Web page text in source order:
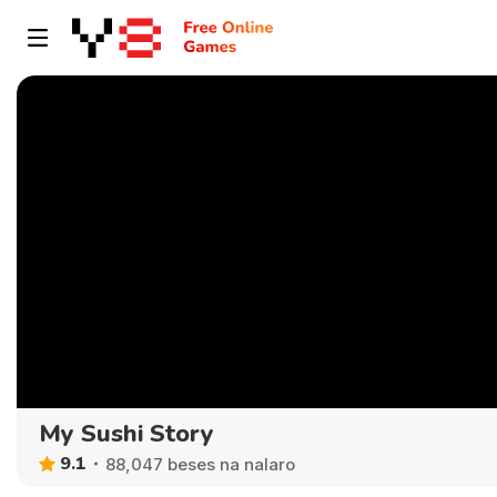
My Sushi Story
9.1 88,047 beses na nalaro